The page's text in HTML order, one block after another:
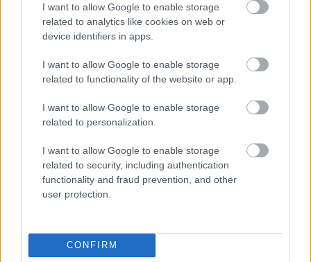
I want to allow Google to enable storage
related to analytics like cookies on web or
device identifiers in apps.
I want to allow Google to enable storage
related to functionality of the website or app.
I want to allow Google to enable storage
related to personalization.
I want to allow Google to enable storage
related to security, including authentication
functionality and fraud prevention, and other
user protection.
CONFIRM
Nehéz elhinni, hogy már több, mint tíz éve
megjelenésének, melyet a dj és producer mindössze